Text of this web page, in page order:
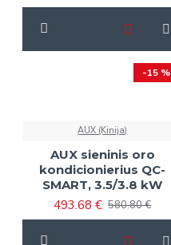
-15 %
AUX (Kinija)
AUX sieninis oro
kondicionierius QC-
SMART, 3.5/3.8 kW
493.68 € 580.80 €